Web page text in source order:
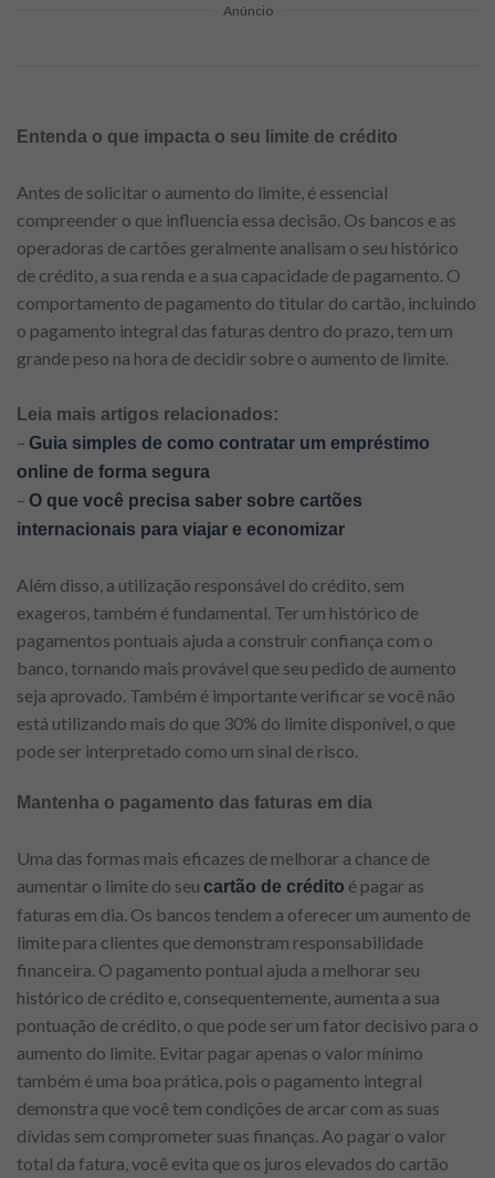
Anúncio
Entenda o que impacta o seu limite de crédito
Antes de solicitar o aumento do limite, é essencial
compreender o que influencia essa decisão. Os bancos e as
operadoras de cartões geralmente analisam o seu histórico
de crédito, a sua renda e a sua capacidade de pagamento. O
comportamento de pagamento do titular do cartão, incluindo
o pagamento integral das faturas dentro do prazo, tem um
grande peso na hora de decidir sobre o aumento de limite.
Leia mais artigos relacionados:
– Guia simples de como contratar um empréstimo
online de forma segura
– O que você precisa saber sobre cartões
internacionais para viajar e economizar
Além disso, a utilização responsável do crédito, sem
exageros, também é fundamental. Ter um histórico de
pagamentos pontuais ajuda a construir confiança com o
banco, tornando mais provável que seu pedido de aumento
seja aprovado. Também é importante verificar se você não
está utilizando mais do que 30% do limite disponível, o que
pode ser interpretado como um sinal de risco.
Mantenha o pagamento das faturas em dia
Uma das formas mais eficazes de melhorar a chance de
aumentar o limite do seu cartão de crédito é pagar as
faturas em dia. Os bancos tendem a oferecer um aumento de
limite para clientes que demonstram responsabilidade
financeira. O pagamento pontual ajuda a melhorar seu
histórico de crédito e, consequentemente, aumenta a sua
pontuação de crédito, o que pode ser um fator decisivo para o
aumento do limite. Evitar pagar apenas o valor mínimo
também é uma boa prática, pois o pagamento integral
demonstra que você tem condições de arcar com as suas
dívidas sem comprometer suas finanças. Ao pagar o valor
total da fatura, você evita que os juros elevados do cartão